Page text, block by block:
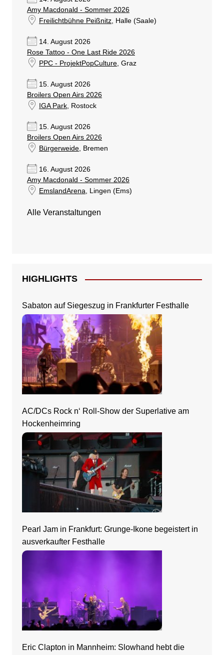
Amy Macdonald - Sommer 2026
Freilichtbühne Peißnitz, Halle (Saale)
14. August 2026
Rose Tattoo - One Last Ride 2026
PPC - ProjektPopCulture, Graz
15. August 2026
Broilers Open Airs 2026
IGA Park, Rostock
15. August 2026
Broilers Open Airs 2026
Bürgerweide, Bremen
16. August 2026
Amy Macdonald - Sommer 2026
EmslandArena, Lingen (Ems)
Alle Veranstaltungen
HIGHLIGHTS
Sabaton auf Siegeszug in Frankfurter Festhalle
AC/DCs Rock n‘ Roll-Show der Superlative am
Hockenheimring
Pearl Jam in Frankfurt: Grunge-Ikone begeistert in
ausverkaufter Festhalle
Eric Clapton in Mannheim: Slowhand hebt die